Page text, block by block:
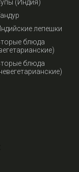
(Индия)
лепешки
блюда
блюда